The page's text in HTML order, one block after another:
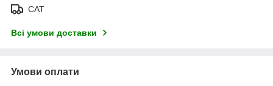
САТ
Всі умови доставки
Умови оплати